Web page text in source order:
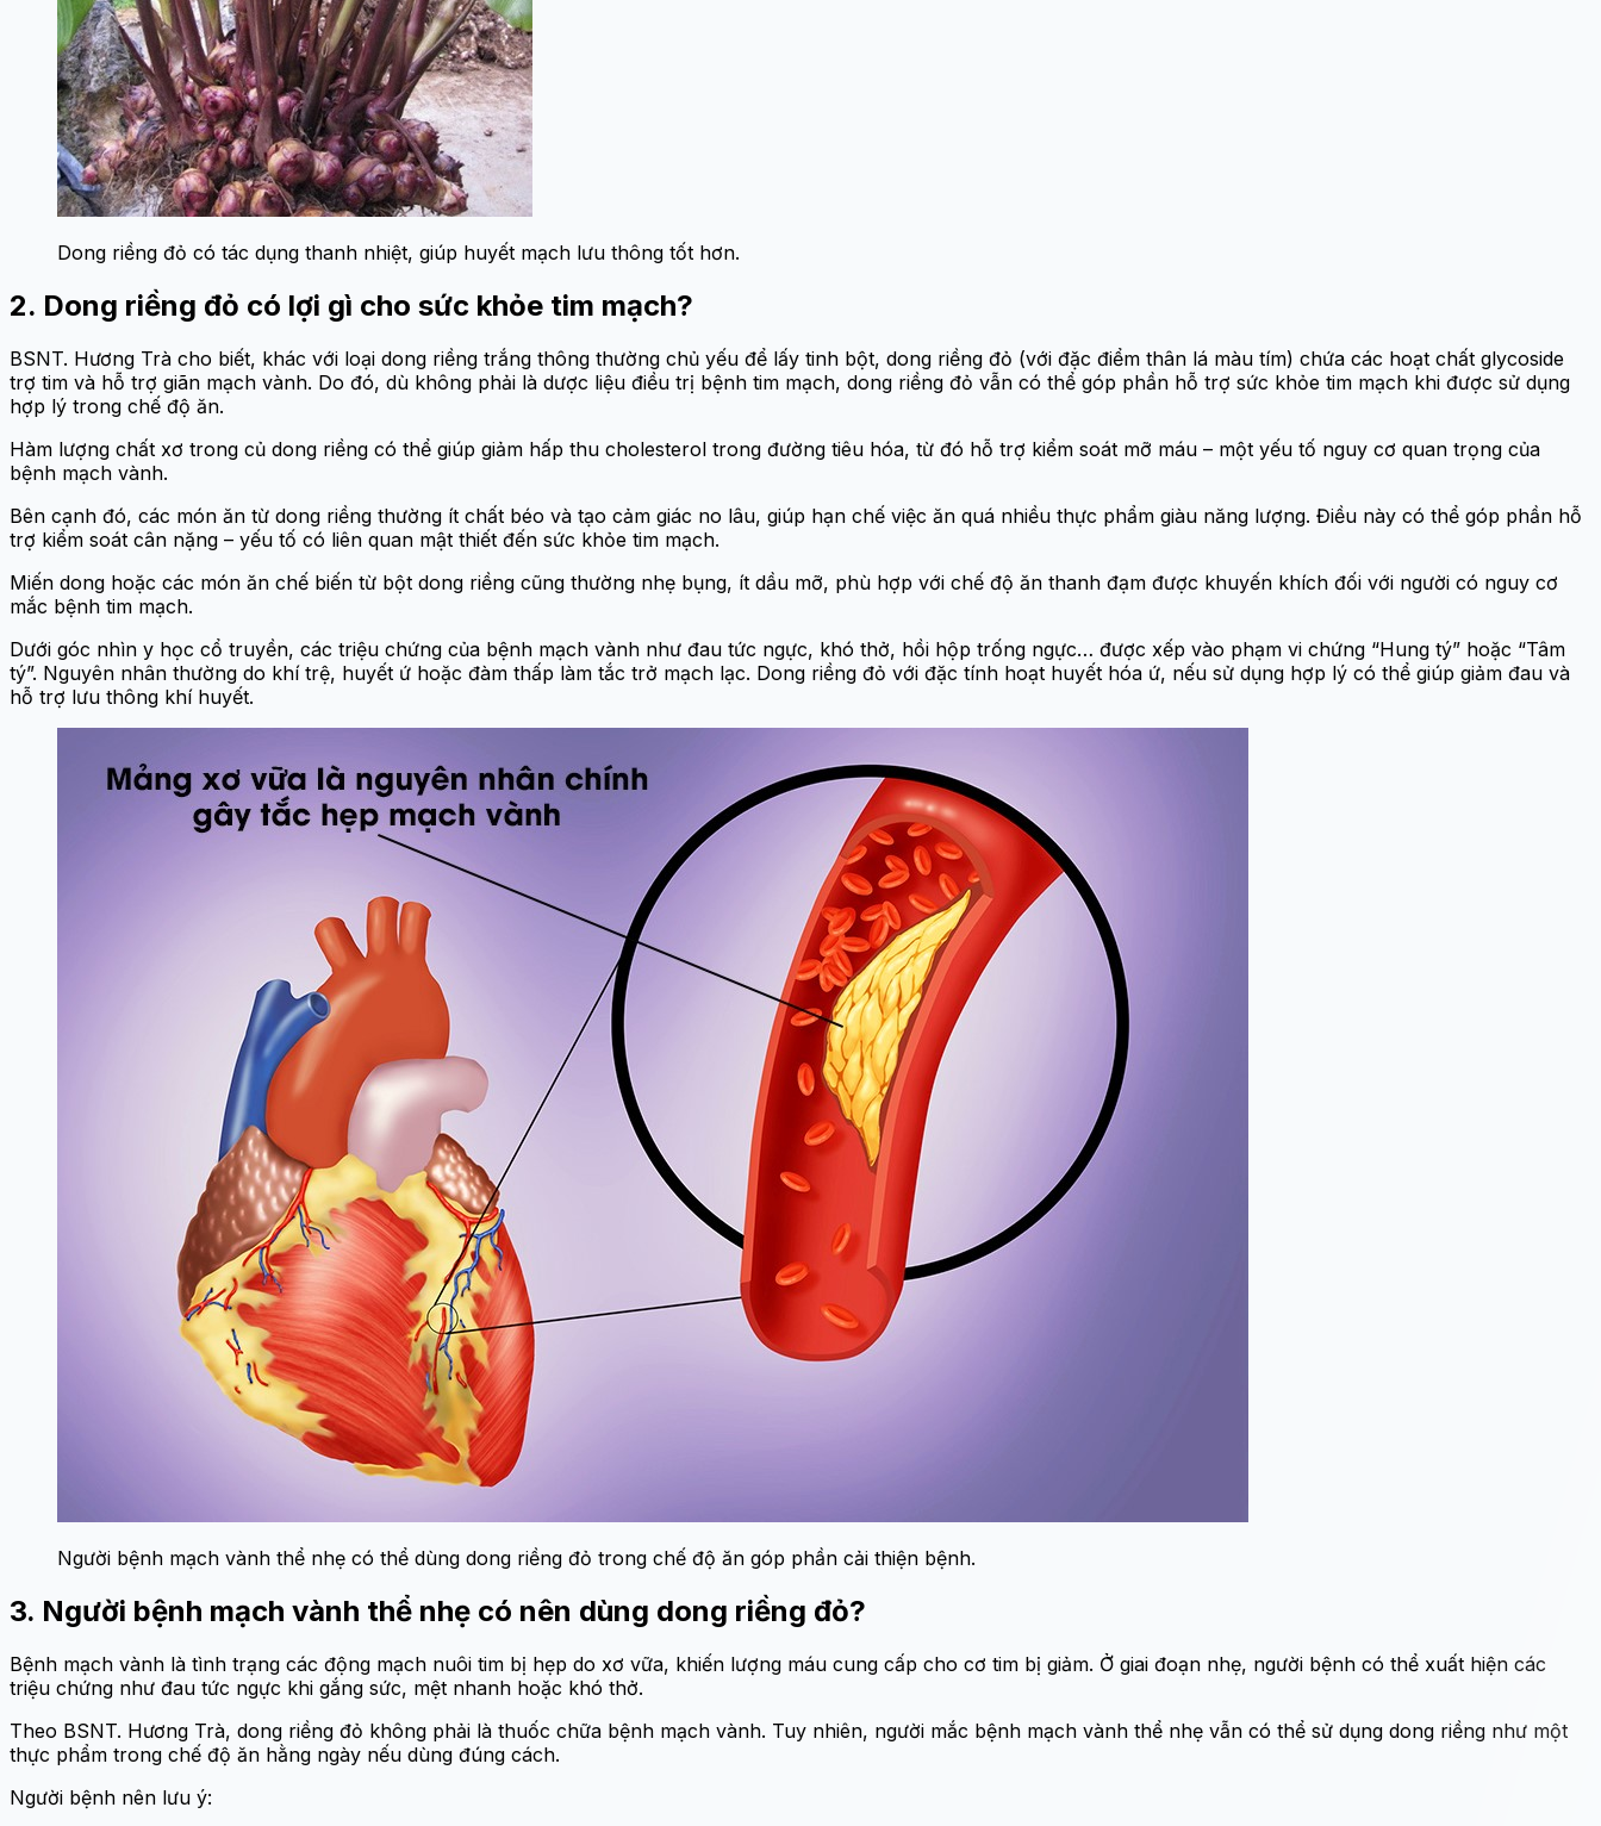
Dong riềng đỏ có tác dụng thanh nhiệt, giúp huyết mạch lưu thông tốt hơn.
2. Dong riềng đỏ có lợi gì cho sức khỏe tim mạch?
BSNT. Hương Trà cho biết, khác với loại dong riềng trắng thông thường chủ yếu để lấy tinh bột, dong riềng đỏ (với đặc điểm thân lá màu tím) chứa các hoạt chất glycoside
trợ tim và hỗ trợ giãn mạch vành. Do đó, dù không phải là dược liệu điều trị bệnh tim mạch, dong riềng đỏ vẫn có thể góp phần hỗ trợ sức khỏe tim mạch khi được sử dụng
hợp lý trong chế độ ăn.
Hàm lượng chất xơ trong củ dong riềng có thể giúp giảm hấp thu cholesterol trong đường tiêu hóa, từ đó hỗ trợ kiểm soát mỡ máu – một yếu tố nguy cơ quan trọng của
bệnh mạch vành.
Bên cạnh đó, các món ăn từ dong riềng thường ít chất béo và tạo cảm giác no lâu, giúp hạn chế việc ăn quá nhiều thực phẩm giàu năng lượng. Điều này có thể góp phần hỗ
trợ kiểm soát cân nặng – yếu tố có liên quan mật thiết đến sức khỏe tim mạch.
Miến dong hoặc các món ăn chế biến từ bột dong riềng cũng thường nhẹ bụng, ít dầu mỡ, phù hợp với chế độ ăn thanh đạm được khuyến khích đối với người có nguy cơ
mắc bệnh tim mạch.
Dưới góc nhìn y học cổ truyền, các triệu chứng của bệnh mạch vành như đau tức ngực, khó thở, hồi hộp trống ngực… được xếp vào phạm vi chứng “Hung tý” hoặc “Tâm
tý”. Nguyên nhân thường do khí trệ, huyết ứ hoặc đàm thấp làm tắc trở mạch lạc. Dong riềng đỏ với đặc tính hoạt huyết hóa ứ, nếu sử dụng hợp lý có thể giúp giảm đau và
hỗ trợ lưu thông khí huyết.
Người bệnh mạch vành thể nhẹ có thể dùng dong riềng đỏ trong chế độ ăn góp phần cải thiện bệnh.
3. Người bệnh mạch vành thể nhẹ có nên dùng dong riềng đỏ?
Bệnh mạch vành là tình trạng các động mạch nuôi tim bị hẹp do xơ vữa, khiến lượng máu cung cấp cho cơ tim bị giảm. Ở giai đoạn nhẹ, người bệnh có thể xuất hiện các
triệu chứng như đau tức ngực khi gắng sức, mệt nhanh hoặc khó thở.
Theo BSNT. Hương Trà, dong riềng đỏ không phải là thuốc chữa bệnh mạch vành. Tuy nhiên, người mắc bệnh mạch vành thể nhẹ vẫn có thể sử dụng dong riềng như một
thực phẩm trong chế độ ăn hằng ngày nếu dùng đúng cách.
Người bệnh nên lưu ý: